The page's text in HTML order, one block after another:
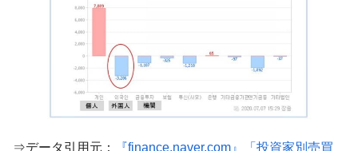
『Money1』
中国だけが鉄鋼輸出を異常増加させる ⇒ 中
国の過剰生産が世界を蝕む。
『Money1』
韓国製造業「半導体絶好調」のウラで他業
種は全般的「不調」⇒ PSIが示す現況は決して良くない。
⇒データ引用元：
『finance.naver.com』「投資家別売買